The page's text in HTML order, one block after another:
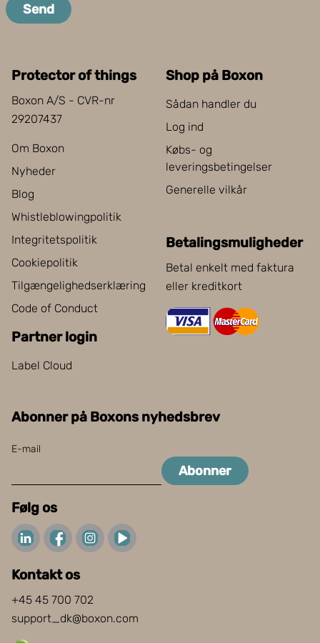
Send
Protector of things
Boxon A/S - CVR-nr
29207437
Om Boxon
Nyheder
Blog
Whistleblowingpolitik
Integritetspolitik
Cookiepolitik
Tilgængelighedserklæring
Code of Conduct
Partner login
Label Cloud
Shop på Boxon
Sådan handler du
Log ind
Købs- og
leveringsbetingelser
Generelle vilkår
Betalingsmuligheder
Betal enkelt med faktura
eller kreditkort
Abonner på Boxons nyhedsbrev
E-mail
Abonner
Følg os
Kontakt os
+45 45 700 702
support_dk@boxon.com